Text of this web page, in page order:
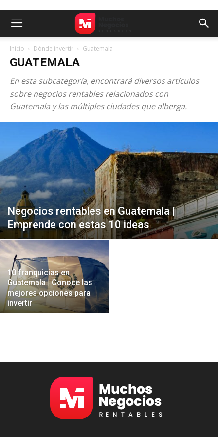
.
Inicio Dónde invertir Guatemala
GUATEMALA
En esta subcategoría, encontrará diversos artículos
sobre negocios rentables relacionados con
Guatemala y las múltiples ciudades que alberga.
Negocios rentables en Guatemala |
Emprende con estas 10 ideas
10 franquicias en
Guatemala | Conoce las
mejores opciones para
invertir